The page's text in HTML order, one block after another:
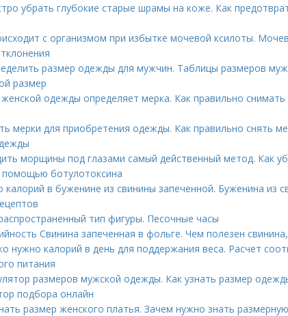
убрать глубокие старые шрамы на коже. Как
с организмом при избытке мочевой ксилоты.
размер одежды для мужчин. Таблицы размеров
размер
одежды определяет мерка. Как правильно
мерки для приобретения одежды. Как правильно снять
морщины под глазами самый действенный метод. Как
помощью ботулотоксина
калорий в буженине из свинины запеченной. Буженина из
тип фигуры. Песочные часы
Свинина запеченная в фольге. Чем полезен
нужно калорий в день для поддержания веса. Расчет
питания
размеров мужской одежды. Как узнать размер
подбора онлайн
размер женского платья. Зачем нужно знать